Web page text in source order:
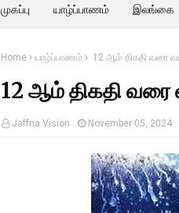
முகப்பு யாழ்ப்பாணம் இலங்கை
Home யாழ்ப்பாணம் 12 ஆம் திகதி வரை
12 ஆம் திகதி
Jaffna Vision November 05, 2024